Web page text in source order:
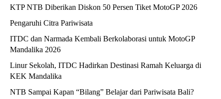
KTP NTB Diberikan Diskon 50 Persen Tiket MotoGP 2026
Pengaruhi Citra Pariwisata
ITDC dan Narmada Kembali Berkolaborasi untuk MotoGP
Mandalika 2026
Linur Sekolah, ITDC Hadirkan Destinasi Ramah Keluarga di
KEK Mandalika
NTB Sampai Kapan “Bilang” Belajar dari Pariwisata Bali?